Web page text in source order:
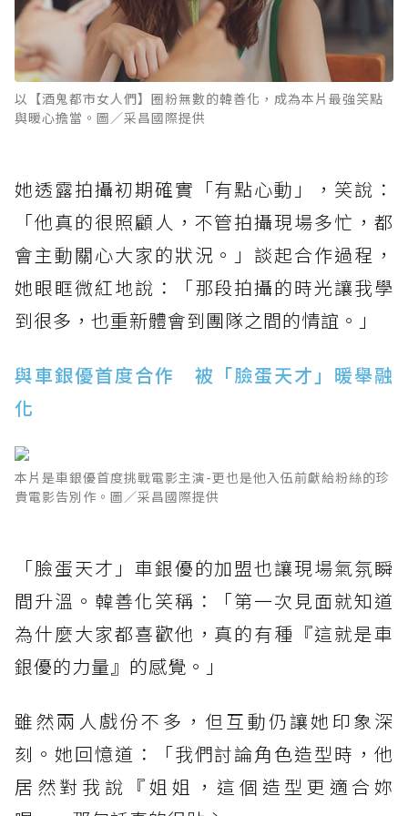
以【酒鬼都市女人們】圈粉無數的韓善化，成為本片最強笑點
與暖心擔當。圖／采昌國際提供
她透露拍攝初期確實「有點心動」，笑說：
「他真的很照顧人，不管拍攝現場多忙，都
會主動關心大家的狀況。」談起合作過程，
她眼眶微紅地說：「那段拍攝的時光讓我學
到很多，也重新體會到團隊之間的情誼。」
與車銀優首度合作 被「臉蛋天才」暖舉融
化
本片是車銀優首度挑戰電影主演-更也是他入伍前獻給粉絲的珍
貴電影告別作。圖／采昌國際提供
「臉蛋天才」車銀優的加盟也讓現場氣氛瞬
間升溫。韓善化笑稱：「第一次見面就知道
為什麼大家都喜歡他，真的有種『這就是車
銀優的力量』的感覺。」
雖然兩人戲份不多，但互動仍讓她印象深
刻。她回憶道：「我們討論角色造型時，他
居然對我說『姐姐，這個造型更適合妳